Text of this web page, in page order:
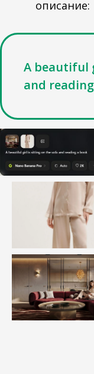
описание:
A beautiful
and